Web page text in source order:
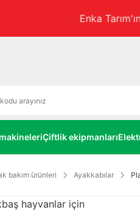
Havale ile
Çiftlik ekipmanları
bakım ürünleri Ayakkabılar